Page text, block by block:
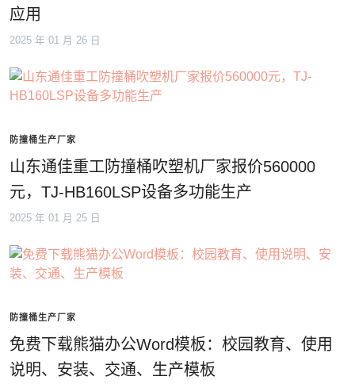
应用
2025 年 01 月 26 日
防撞桶生产厂家
山东通佳重工防撞桶吹塑机厂家报价560000
元，TJ-HB160LSP设备多功能生产
2025 年 01 月 25 日
防撞桶生产厂家
免费下载熊猫办公Word模板：校园教育、使用
说明、安装、交通、生产模板